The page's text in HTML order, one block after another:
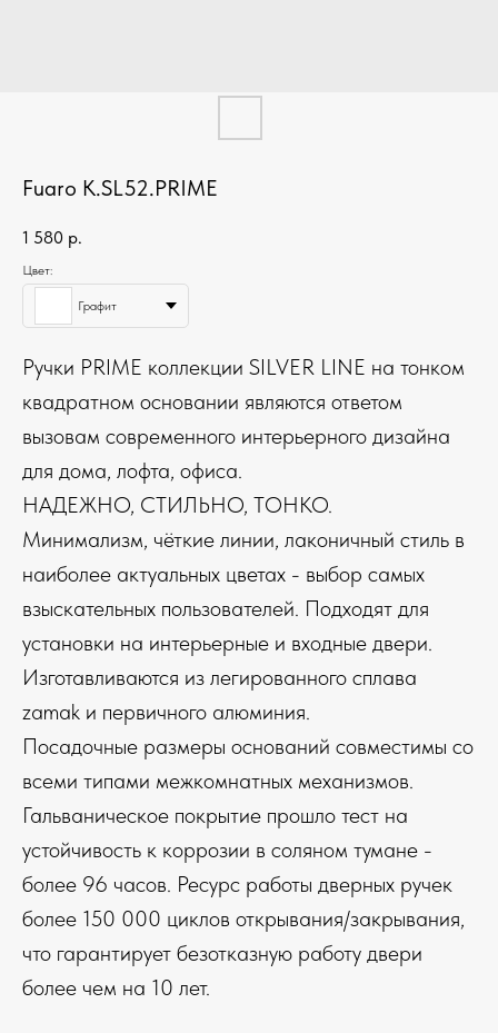
Fuaro K.SL52.PRIME
1 580 р.
Цвет:
Графит
Ручки PRIME коллекции SILVER LINE на тонком
квадратном основании являются ответом
вызовам современного интерьерного дизайна
для дома, лофта, офиса.
НАДЕЖНО, СТИЛЬНО, ТОНКО.
Минимализм, чёткие линии, лаконичный стиль в
наиболее актуальных цветах - выбор самых
взыскательных пользователей. Подходят для
установки на интерьерные и входные двери.
Изготавливаются из легированного сплава
zamak и первичного алюминия.
Посадочные размеры оснований совместимы со
всеми типами межкомнатных механизмов.
Гальваническое покрытие прошло тест на
устойчивость к коррозии в соляном тумане -
более 96 часов. Ресурс работы дверных ручек
более 150 000 циклов открывания/закрывания,
что гарантирует безотказную работу двери
более чем на 10 лет.